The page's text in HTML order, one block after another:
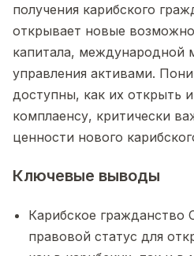
получения карибского
открывает новые
капитала, международной
управления активами.
доступны, как их открыть
комплаенсу, критически
ценности нового
Ключевые выводы
Карибское гражданство
правовой статус для